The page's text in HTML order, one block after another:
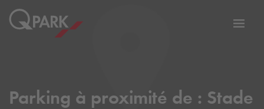
Parking à proximité de : Stade